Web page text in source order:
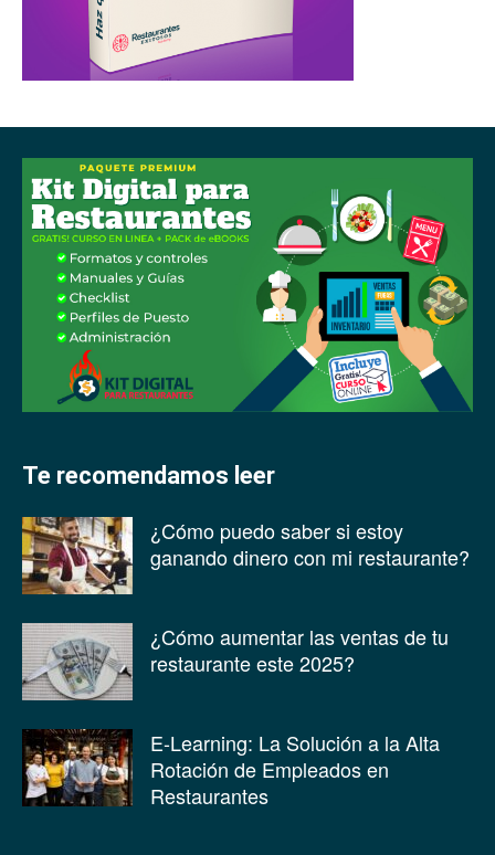
Te recomendamos leer
¿Cómo puedo saber si estoy
ganando dinero con mi restaurante?
¿Cómo aumentar las ventas de tu
restaurante este 2025?
E-Learning: La Solución a la Alta
Rotación de Empleados en
Restaurantes